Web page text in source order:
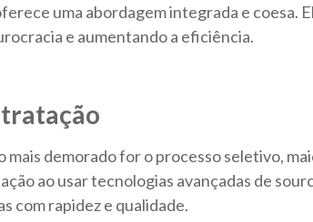
uma abordagem integrada e coesa.
e aumentando a eficiência.
demorado for o processo seletivo,
ao usar tecnologias avançadas de
com rapidez e qualidade.